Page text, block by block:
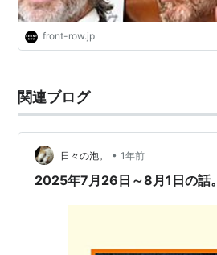
front-row.jp
関連ブログ
日々の泡。 • 1年前
2025年7月26日～8月1日の話。